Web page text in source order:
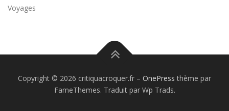
Voyages
Copyright © 2026 critiquacroquer.fr – OnePress thème par
FameThemes. Traduit par Wp Trads.